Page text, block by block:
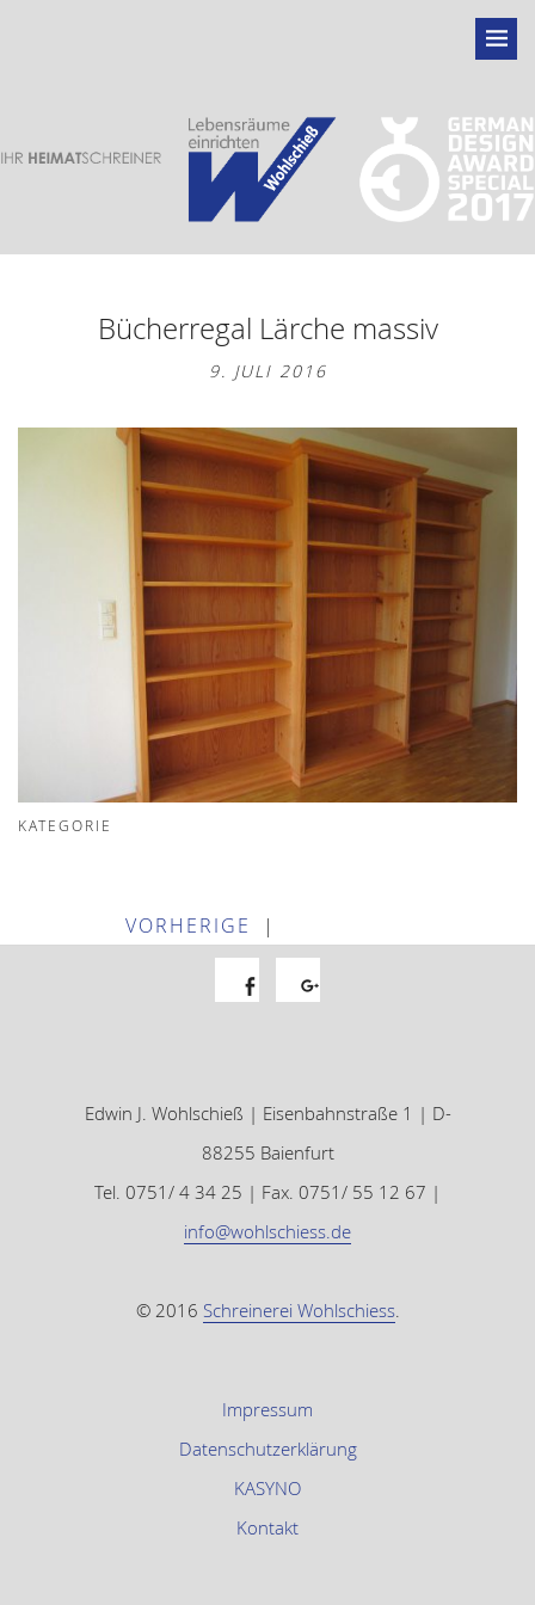
Bücherregal Lärche massiv
9. JULI 2016
KATEGORIE
VORHERIGE |
Edwin J. Wohlschieß | Eisenbahnstraße 1 | D-
88255 Baienfurt
Tel. 0751/ 4 34 25 | Fax. 0751/ 55 12 67 |
info@wohlschiess.de
© 2016 Schreinerei Wohlschiess.
Impressum
Datenschutzerklärung
KASYNO
Kontakt